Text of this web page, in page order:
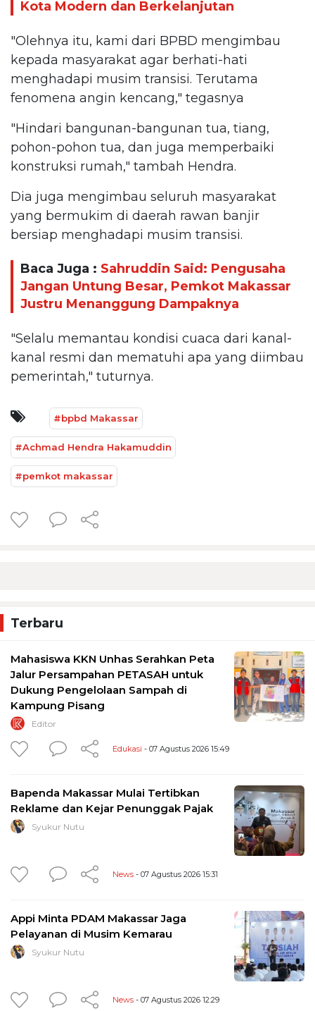
Kota Modern dan Berkelanjutan
"Olehnya itu, kami dari BPBD mengimbau
kepada masyarakat agar berhati-hati
menghadapi musim transisi. Terutama
fenomena angin kencang," tegasnya
"Hindari bangunan-bangunan tua, tiang,
pohon-pohon tua, dan juga memperbaiki
konstruksi rumah," tambah Hendra.
Dia juga mengimbau seluruh masyarakat
yang bermukim di daerah rawan banjir
bersiap menghadapi musim transisi.
Baca Juga : Sahruddin Said: Pengusaha
Jangan Untung Besar, Pemkot Makassar
Justru Menanggung Dampaknya
"Selalu memantau kondisi cuaca dari kanal-
kanal resmi dan mematuhi apa yang diimbau
pemerintah," tuturnya.
#bpbd Makassar
#Achmad Hendra Hakamuddin
#pemkot makassar
Terbaru
Mahasiswa KKN Unhas Serahkan Peta
Jalur Persampahan PETASAH untuk
Dukung Pengelolaan Sampah di
Kampung Pisang
Editor
Edukasi - 07 Agustus 2026 15:49
Bapenda Makassar Mulai Tertibkan
Reklame dan Kejar Penunggak Pajak
Syukur Nutu
News - 07 Agustus 2026 15:31
Appi Minta PDAM Makassar Jaga
Pelayanan di Musim Kemarau
Syukur Nutu
News - 07 Agustus 2026 12:29